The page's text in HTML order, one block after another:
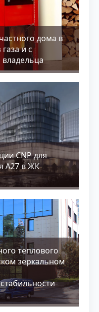
дома в
и с
CNP для
А27 в ЖК
теплового
зеркальном